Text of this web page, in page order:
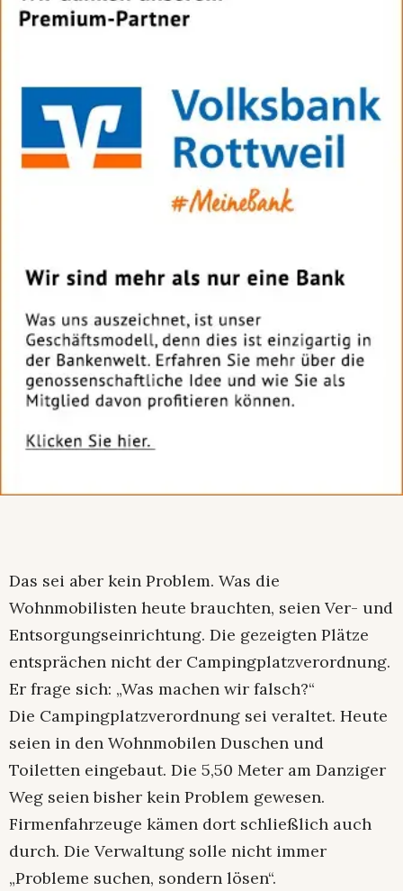
Das sei aber kein Problem. Was die
Wohnmobilisten heute brauchten, seien Ver- und
Entsorgungseinrichtung. Die gezeigten Plätze
entsprächen nicht der Campingplatzverordnung.
Er frage sich: „Was machen wir falsch?“
Die Campingplatzverordnung sei veraltet. Heute
seien in den Wohnmobilen Duschen und
Toiletten eingebaut. Die 5,50 Meter am Danziger
Weg seien bisher kein Problem gewesen.
Firmenfahrzeuge kämen dort schließlich auch
durch. Die Verwaltung solle nicht immer
„Probleme suchen, sondern lösen“.